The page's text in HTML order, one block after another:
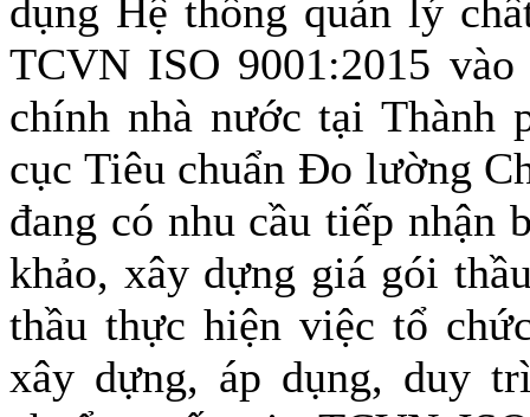
dụng Hệ thống quản lý
TCVN ISO 9001:2015
chính nhà nước tại Thành
cục Tiêu chuẩn Đo lường
đang có nhu cầu tiếp nhận
khảo, xây dựng giá gói
thầu thực hiện việc tổ
xây dựng, áp dụng, duy